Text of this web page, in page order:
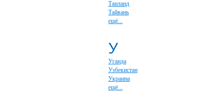
Таиланд
Тайвань
ещё...
У
Уганда
Узбекистан
Украина
ещё...